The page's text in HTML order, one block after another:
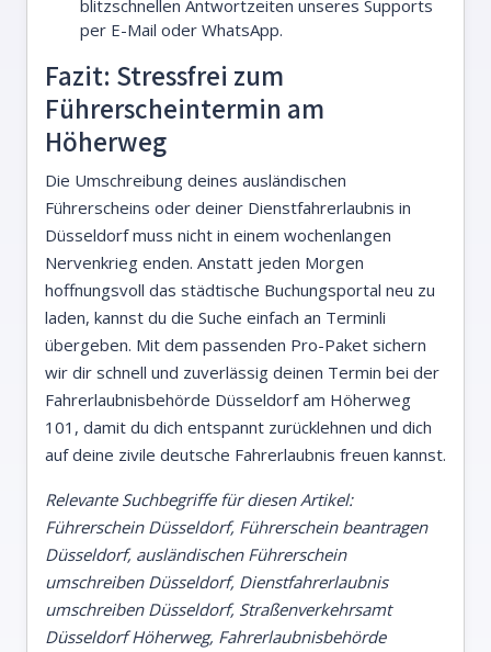
blitzschnellen Antwortzeiten unseres Supports
per E-Mail oder WhatsApp.
Fazit: Stressfrei zum
Führerscheintermin am
Höherweg
Die Umschreibung deines ausländischen
Führerscheins oder deiner Dienstfahrerlaubnis in
Düsseldorf muss nicht in einem wochenlangen
Nervenkrieg enden. Anstatt jeden Morgen
hoffnungsvoll das städtische Buchungsportal neu zu
laden, kannst du die Suche einfach an Terminli
übergeben. Mit dem passenden Pro-Paket sichern
wir dir schnell und zuverlässig deinen Termin bei der
Fahrerlaubnisbehörde Düsseldorf am Höherweg
101, damit du dich entspannt zurücklehnen und dich
auf deine zivile deutsche Fahrerlaubnis freuen kannst.
Relevante Suchbegriffe für diesen Artikel:
Führerschein Düsseldorf, Führerschein beantragen
Düsseldorf, ausländischen Führerschein
umschreiben Düsseldorf, Dienstfahrerlaubnis
umschreiben Düsseldorf, Straßenverkehrsamt
Düsseldorf Höherweg, Fahrerlaubnisbehörde